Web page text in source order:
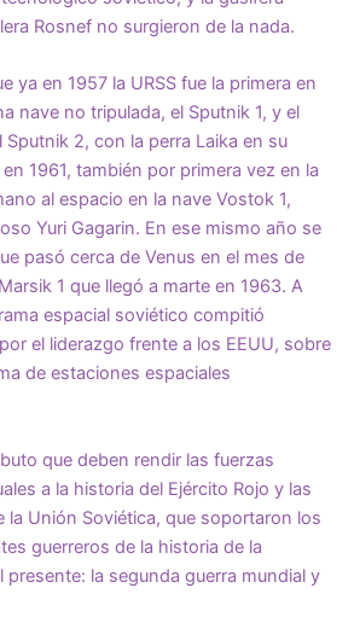
Rosnef no surgieron de la nada.
ya en 1957 la URSS fue la primera en
nave no tripulada, el Sputnik 1, y el
2, con la perra Laika en su
1961, también por primera vez en la
al espacio en la nave Vostok 1,
Yuri Gagarin. En ese mismo año se
pasó cerca de Venus en el mes de
1 que llegó a marte en 1963. A
espacial soviético compitió
el liderazgo frente a los EEUU, sobre
de estaciones espaciales
que deben rendir las fuerzas
a la historia del Ejército Rojo y las
la Unión Soviética, que soportaron los
guerreros de la historia de la
presente: la segunda guerra mundial y